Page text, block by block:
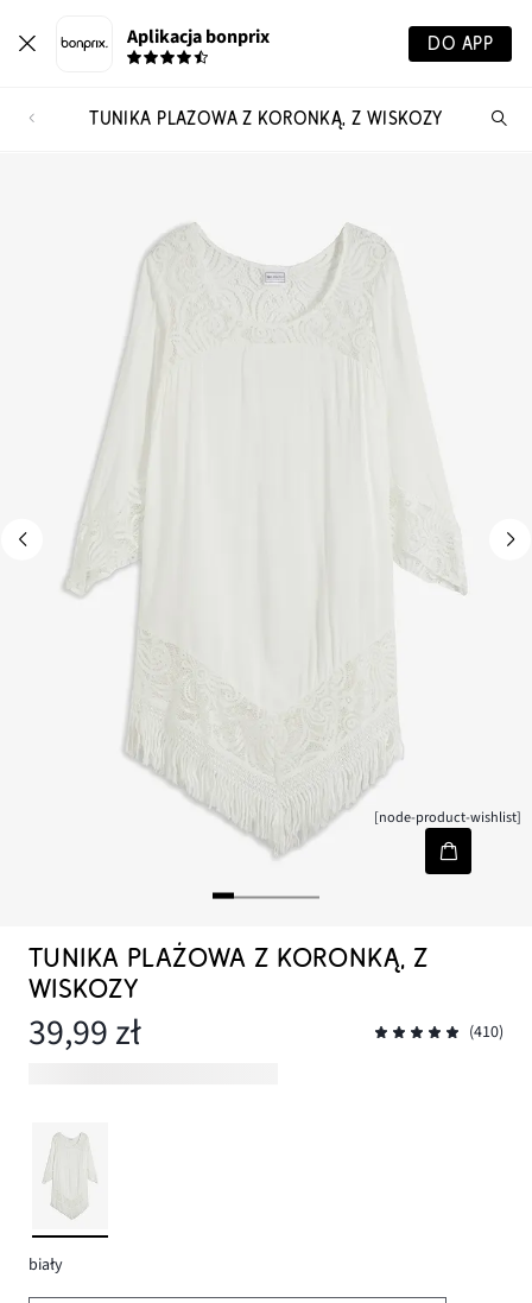
Aplikacja bonprix DO APP
TUNIKA PLAŻOWA Z KORONKĄ, Z WISKOZY
[node-product-wishlist]
TUNIKA PLAŻOWA Z KORONKĄ, Z
WISKOZY
39,99 zł (410)
biały